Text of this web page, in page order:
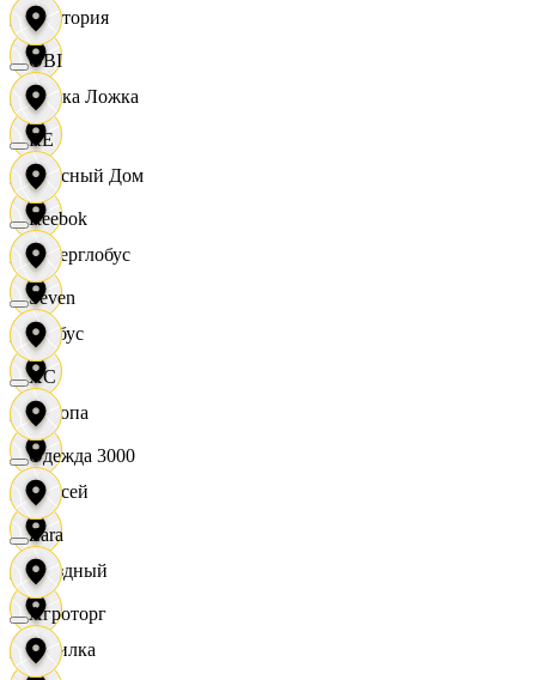
Виктория
Вилка Ложка
Вкусный Дом
Гиперглобус
Глобус
Европа
Елисей
Звездный
Горилка
OBI
RE
Reebok
Seven
XC
Одежда 3000
Zara
Агроторг